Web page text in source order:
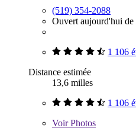
(519) 354-2088
Ouvert aujourd'hui de
1 106
Distance estimée
13,6 milles
1 106
VoirPhotos